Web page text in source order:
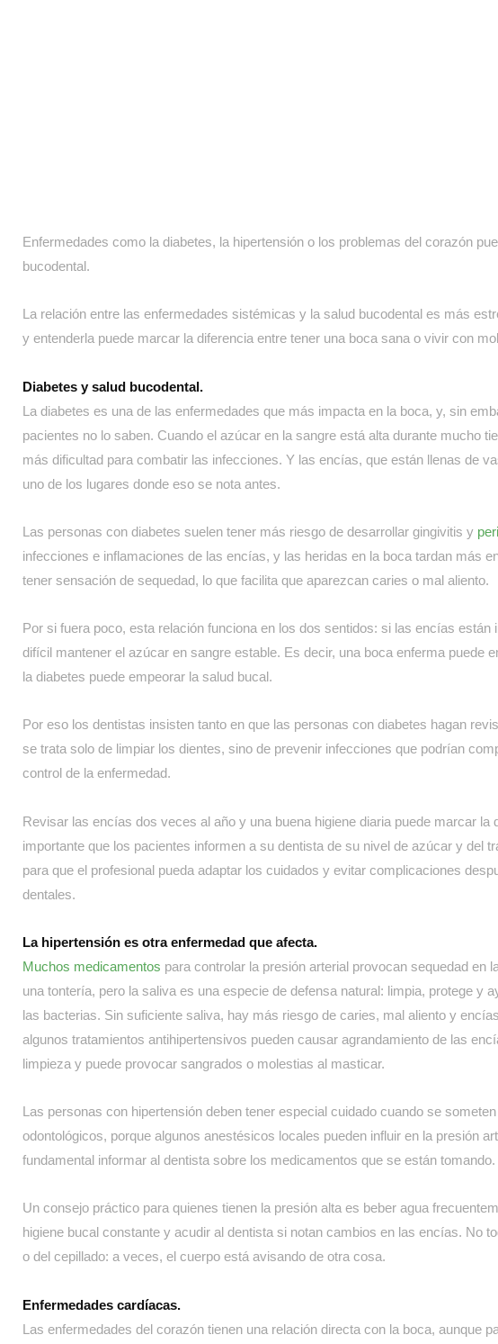
Enfermedades como la diabetes, la hipertensión o los problemas del corazón
bucodental.
La relación entre las enfermedades sistémicas y la salud bucodental es más
y entenderla puede marcar la diferencia entre tener una boca sana o vivir con
Diabetes y salud bucodental.
La diabetes es una de las enfermedades que más impacta en la boca, y, sin
pacientes no lo saben. Cuando el azúcar en la sangre está alta durante mucho
más dificultad para combatir las infecciones. Y las encías, que están llenas de
uno de los lugares donde eso se nota antes.
Las personas con diabetes suelen tener más riesgo de desarrollar gingivitis y
infecciones e inflamaciones de las encías, y las heridas en la boca tardan más
tener sensación de sequedad, lo que facilita que aparezcan caries o mal aliento.
Por si fuera poco, esta relación funciona en los dos sentidos: si las encías están
difícil mantener el azúcar en sangre estable. Es decir, una boca enferma puede
la diabetes puede empeorar la salud bucal.
Por eso los dentistas insisten tanto en que las personas con diabetes hagan
se trata solo de limpiar los dientes, sino de prevenir infecciones que podrían
control de la enfermedad.
Revisar las encías dos veces al año y una buena higiene diaria puede marcar la
importante que los pacientes informen a su dentista de su nivel de azúcar y del
para que el profesional pueda adaptar los cuidados y evitar complicaciones
dentales.
La hipertensión es otra enfermedad que afecta.
Muchos medicamentos para controlar la presión arterial provocan sequedad en
una tontería, pero la saliva es una especie de defensa natural: limpia, protege y
las bacterias. Sin suficiente saliva, hay más riesgo de caries, mal aliento y
algunos tratamientos antihipertensivos pueden causar agrandamiento de las
limpieza y puede provocar sangrados o molestias al masticar.
Las personas con hipertensión deben tener especial cuidado cuando se
odontológicos, porque algunos anestésicos locales pueden influir en la presión
fundamental informar al dentista sobre los medicamentos que se están tomando.
Un consejo práctico para quienes tienen la presión alta es beber agua
higiene bucal constante y acudir al dentista si notan cambios en las encías. No
o del cepillado: a veces, el cuerpo está avisando de otra cosa.
Enfermedades cardíacas.
Las enfermedades del corazón tienen una relación directa con la boca, aunque